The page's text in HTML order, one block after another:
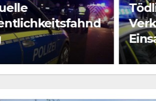
mit
eines